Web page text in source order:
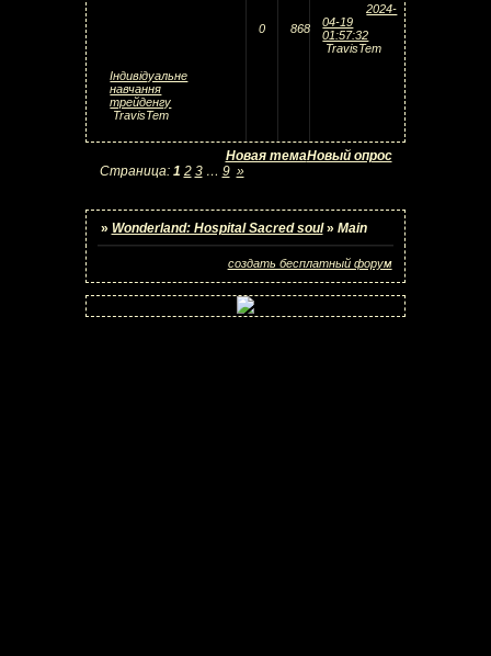
Індивідуальне
навчання
трейденгу
TravisTem
0 868
2024-
04-19
01:57:32
TravisTem
Новая темаНовый опрос
Страница: 1 2 3 … 9 »
» Wonderland: Hospital Sacred soul » Main
создать бесплатный форум